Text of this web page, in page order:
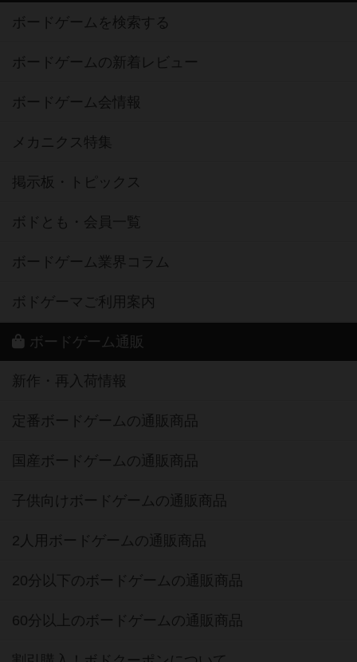
ボードゲームを検索する
ボードゲームの新着レビュー
ボードゲーム会情報
メカニクス特集
掲示板・トピックス
ボドとも・会員一覧
ボードゲーム業界コラム
ボドゲーマご利用案内
ボードゲーム通販
新作・再入荷情報
定番ボードゲームの通販商品
国産ボードゲームの通販商品
子供向けボードゲームの通販商品
2人用ボードゲームの通販商品
20分以下のボードゲームの通販商品
60分以上のボードゲームの通販商品